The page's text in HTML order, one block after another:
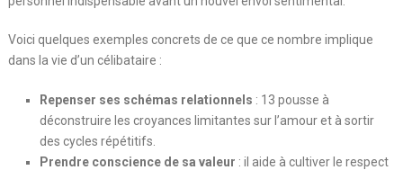
Voici quelques exemples concrets de ce que ce nombre implique
dans la vie d’un célibataire :
Repenser ses schémas relationnels : 13 pousse à
déconstruire les croyances limitantes sur l’amour et à sortir
des cycles répétitifs.
Prendre conscience de sa valeur : il aide à cultiver le respect